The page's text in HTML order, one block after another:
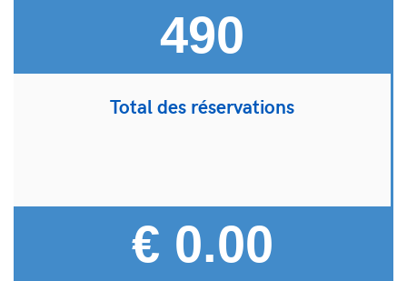
490
Total des réservations
€ 0.00